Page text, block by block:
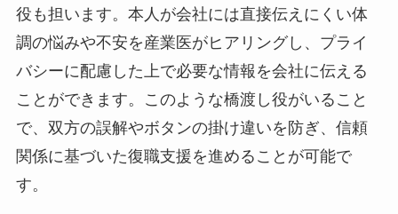
これらの助言を復職支援プランに反映させること
で、本人への負担を軽減し、再発リスクの低減が
期待できると考えられています。
ポイント3：本人・会社間の中立的な調整役
として連携する